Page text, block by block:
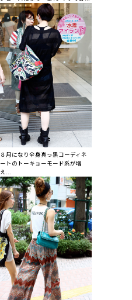
８月になり全身真っ黒コーディネ
ートのトーキョーモード系が増
え...